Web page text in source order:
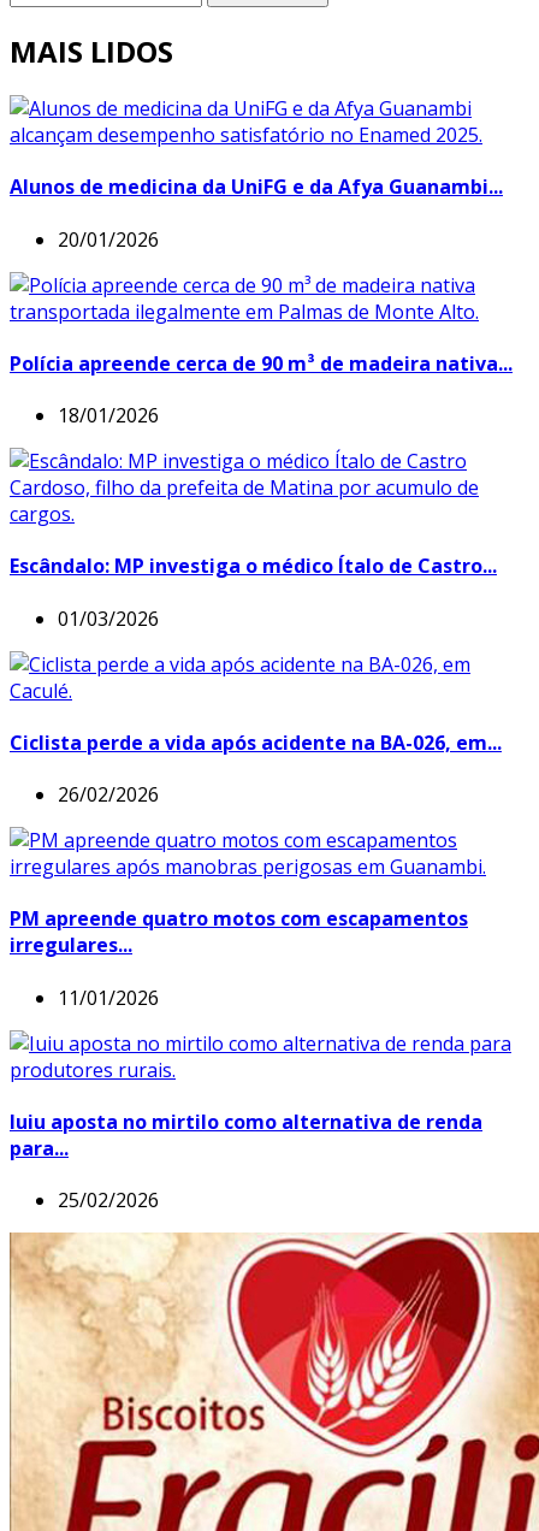
MAIS LIDOS
Alunos de medicina da UniFG e da Afya Guanambi...
20/01/2026
Polícia apreende cerca de 90 m³ de madeira nativa...
18/01/2026
Escândalo: MP investiga o médico Ítalo de Castro...
01/03/2026
Ciclista perde a vida após acidente na BA-026, em...
26/02/2026
PM apreende quatro motos com escapamentos
irregulares...
11/01/2026
Iuiu aposta no mirtilo como alternativa de renda
para...
25/02/2026